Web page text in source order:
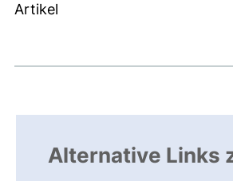
Artikel
Alternative Links